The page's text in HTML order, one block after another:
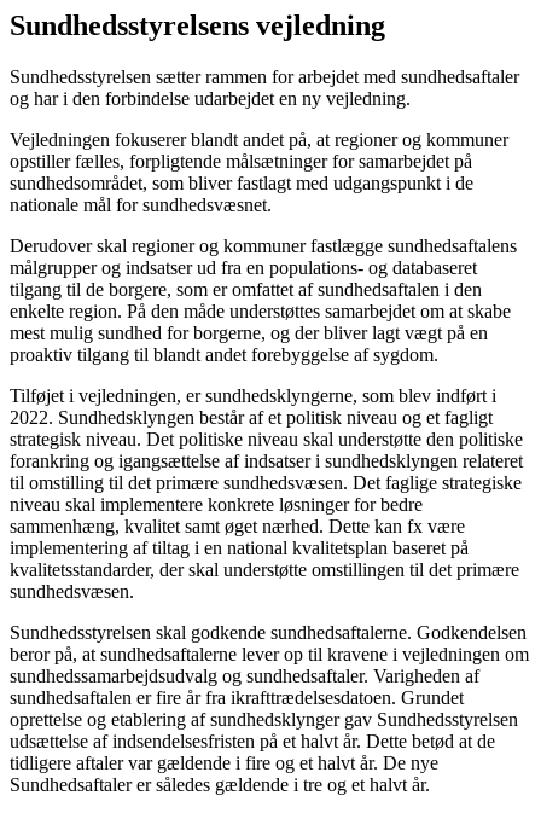
Sundhedsstyrelsens vejledning
Sundhedsstyrelsen sætter rammen for arbejdet med sundhedsaftaler
og har i den forbindelse udarbejdet en ny vejledning.
Vejledningen fokuserer blandt andet på, at regioner og kommuner
opstiller fælles, forpligtende målsætninger for samarbejdet på
sundhedsområdet, som bliver fastlagt med udgangspunkt i de
nationale mål for sundhedsvæsnet.
Derudover skal regioner og kommuner fastlægge sundhedsaftalens
målgrupper og indsatser ud fra en populations- og databaseret
tilgang til de borgere, som er omfattet af sundhedsaftalen i den
enkelte region. På den måde understøttes samarbejdet om at skabe
mest mulig sundhed for borgerne, og der bliver lagt vægt på en
proaktiv tilgang til blandt andet forebyggelse af sygdom.
Tilføjet i vejledningen, er sundhedsklyngerne, som blev indført i
2022. Sundhedsklyngen består af et politisk niveau og et fagligt
strategisk niveau. Det politiske niveau skal understøtte den politiske
forankring og igangsættelse af indsatser i sundhedsklyngen relateret
til omstilling til det primære sundhedsvæsen. Det faglige strategiske
niveau skal implementere konkrete løsninger for bedre
sammenhæng, kvalitet samt øget nærhed. Dette kan fx være
implementering af tiltag i en national kvalitetsplan baseret på
kvalitetsstandarder, der skal understøtte omstillingen til det primære
sundhedsvæsen.
Sundhedsstyrelsen skal godkende sundhedsaftalerne. Godkendelsen
beror på, at sundhedsaftalerne lever op til kravene i vejledningen om
sundhedssamarbejdsudvalg og sundhedsaftaler. Varigheden af
sundhedsaftalen er fire år fra ikrafttrædelsesdatoen. Grundet
oprettelse og etablering af sundhedsklynger gav Sundhedsstyrelsen
udsættelse af indsendelsesfristen på et halvt år. Dette betød at de
tidligere aftaler var gældende i fire og et halvt år. De nye
Sundhedsaftaler er således gældende i tre og et halvt år.